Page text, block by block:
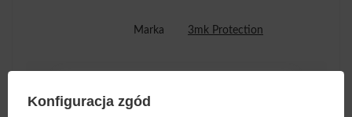
Marka 3mk Protection
za ten produkt na terenie
Konfiguracja zgód